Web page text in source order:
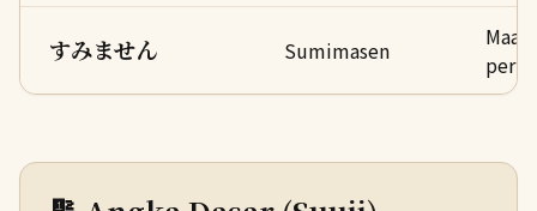
すみません Sumimasen
Maaf